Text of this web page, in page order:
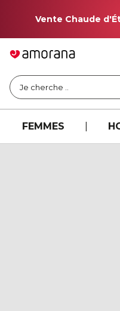
Vente Chaude
Je cherche ..
FEMMES